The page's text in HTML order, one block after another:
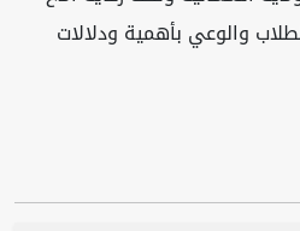
والوعي بأهمية ودلالات